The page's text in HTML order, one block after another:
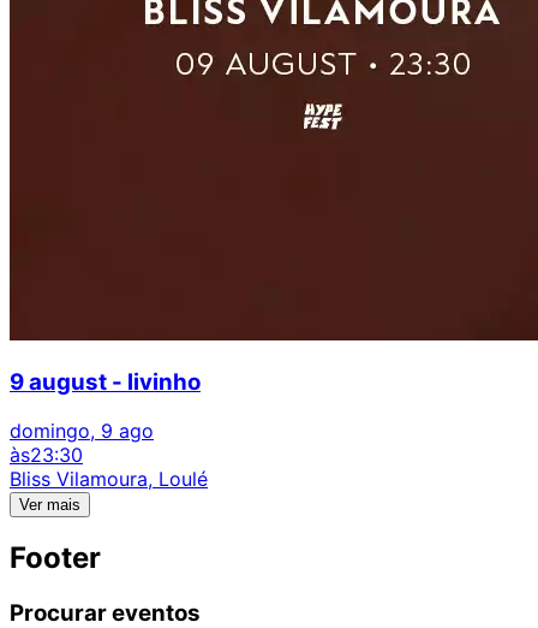
9 august - livinho
domingo, 9 ago
às23:30
Bliss Vilamoura, Loulé
Ver mais
Footer
Procurar eventos